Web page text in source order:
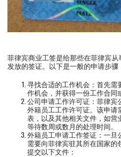
菲律宾商业工签是给那些在菲律宾
发放的签证。以下是一般的申请步骤
寻找合适的工作机会：首先
作机会，并获得一份工作合同
公司申请工作许可证：菲律
外籍员工工作许可证。该申
表，以及其他相关文件，如
等待数周或数月的处理时间。
外籍员工申请工作签证：一
需要向菲律宾驻其所在国家
提交以下文件：